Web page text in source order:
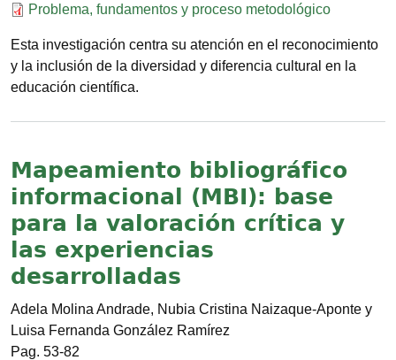
Documento
Problema, fundamentos y proceso metodológico
Esta investigación centra su atención en el reconocimiento
y la inclusión de la diversidad y diferencia cultural en la
educación científica.
Mapeamiento bibliográfico
informacional (MBI): base
para la valoración crítica y
las experiencias
desarrolladas
Adela Molina Andrade, Nubia Cristina Naizaque-Aponte y
Luisa Fernanda González Ramírez
53-82